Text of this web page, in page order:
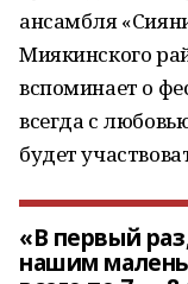
ансамбля
Миякинского
вспоминает о
всегда с
будет
«В первый
нашим